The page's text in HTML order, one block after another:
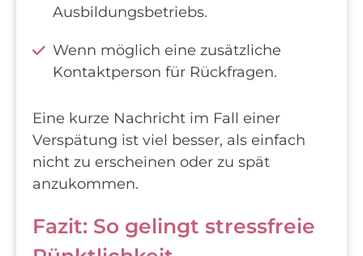
Ausbildungsbetriebs.
Wenn möglich eine zusätzliche
Kontaktperson für Rückfragen.
Eine kurze Nachricht im Fall einer
Verspätung ist viel besser, als einfach
nicht zu erscheinen oder zu spät
anzukommen.
Fazit: So gelingt stressfreie